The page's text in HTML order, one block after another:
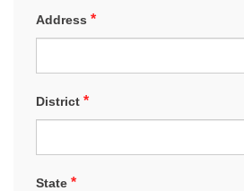
Address *
District *
State *